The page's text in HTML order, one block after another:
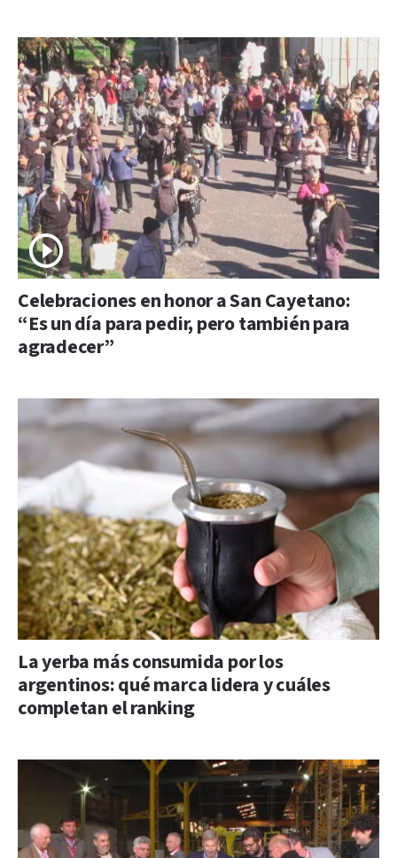
Celebraciones en honor a San Cayetano:
“Es un día para pedir, pero también para
agradecer”
La yerba más consumida por los
argentinos: qué marca lidera y cuáles
completan el ranking